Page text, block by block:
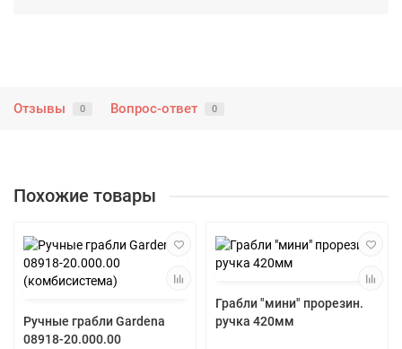
Отзывы 0 Вопрос-ответ 0
Похожие товары
Ручные грабли Gardena
08918-20.000.00
Грабли "мини" прорезин.
ручка 420мм